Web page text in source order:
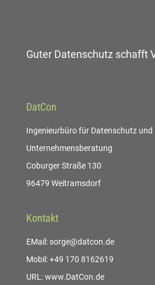
Guter Datenschutz schafft
DatCon
Ingenieurbüro für Datenschutz und
Unternehmensberatung
Coburger Straße 130
96479 Weitramsdorf
Kontakt
EMail: sorge@datcon.de
Mobil: +49 170 8162619
URL: www.DatCon.de